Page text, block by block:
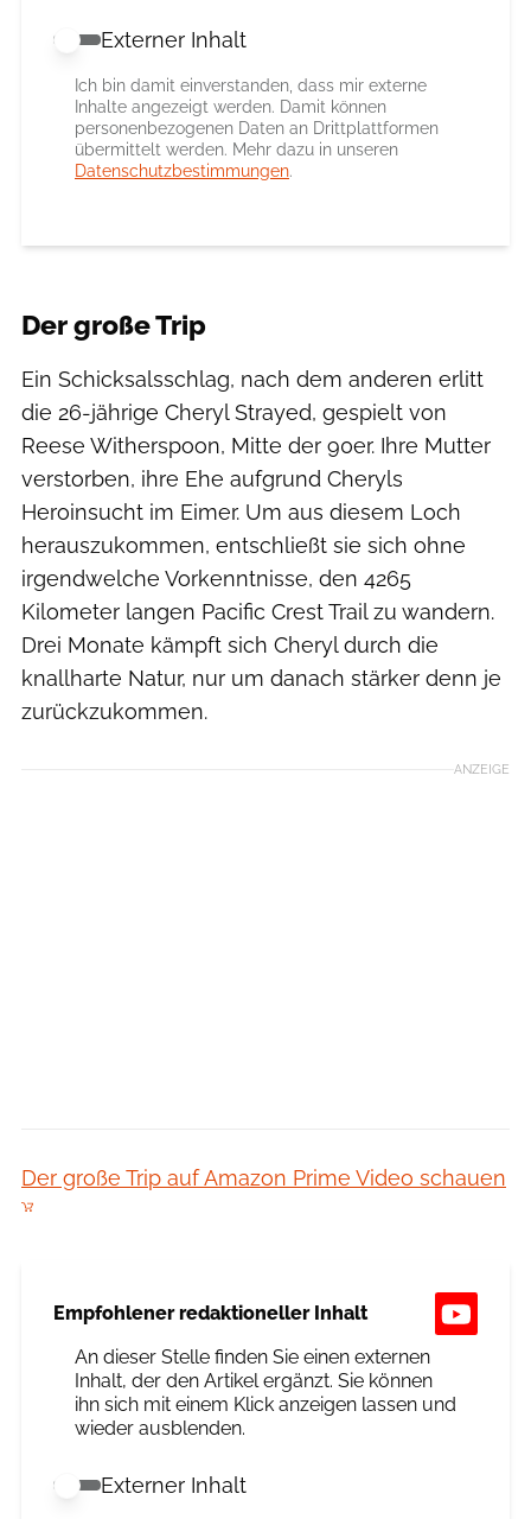
Externer Inhalt erlauben
Externer Inhalt
Ich bin damit einverstanden, dass mir externe
Inhalte angezeigt werden. Damit können
personenbezogenen Daten an Drittplattformen
übermittelt werden. Mehr dazu in unseren
Datenschutzbestimmungen.
Der große Trip
Ein Schicksalsschlag, nach dem anderen erlitt
die 26-jährige Cheryl Strayed, gespielt von
Reese Witherspoon, Mitte der 90er. Ihre Mutter
verstorben, ihre Ehe aufgrund Cheryls
Heroinsucht im Eimer. Um aus diesem Loch
herauszukommen, entschließt sie sich ohne
irgendwelche Vorkenntnisse, den 4265
Kilometer langen Pacific Crest Trail zu wandern.
Drei Monate kämpft sich Cheryl durch die
knallharte Natur, nur um danach stärker denn je
zurückzukommen.
ANZEIGE
Der große Trip auf Amazon Prime Video schauen
Empfohlener redaktioneller Inhalt
An dieser Stelle finden Sie einen externen
Inhalt, der den Artikel ergänzt. Sie können
ihn sich mit einem Klick anzeigen lassen und
wieder ausblenden.
Externer Inhalt erlauben
Externer Inhalt